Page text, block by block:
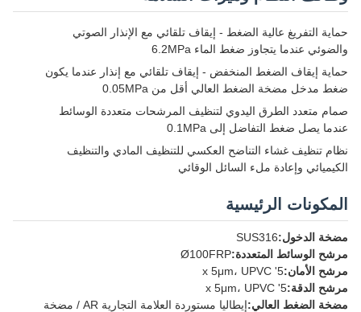
حماية التفريغ عالية الضغط - إيقاف تلقائي مع الإنذار الصوتي
والضوئي عندما يتجاوز ضغط الماء 6.2MPa
حماية إيقاف الضغط المنخفض - إيقاف تلقائي مع إنذار عندما يكون
ضغط مدخل مضخة الضغط العالي أقل من 0.05MPa
صمام متعدد الطرق اليدوي لتنظيف المرشحات متعددة الوسائط
عندما يصل ضغط التفاضل إلى 0.1MPa
نظام تنظيف غشاء التناضح العكسي للتنظيف المادي والتنظيف
الكيميائي وإعادة ملء السائل الوقائي
المكونات الرئيسية
مضخة الدخول:SUS316
مرشح الوسائط المتعددة:Ø100FRP
مرشح الأمان:5' x 5μm، UPVC
مرشح الدقة:5' x 5μm، UPVC
مضخة الضغط العالي:
إيطاليا مستوردة العلامة التجارية AR / مضخة